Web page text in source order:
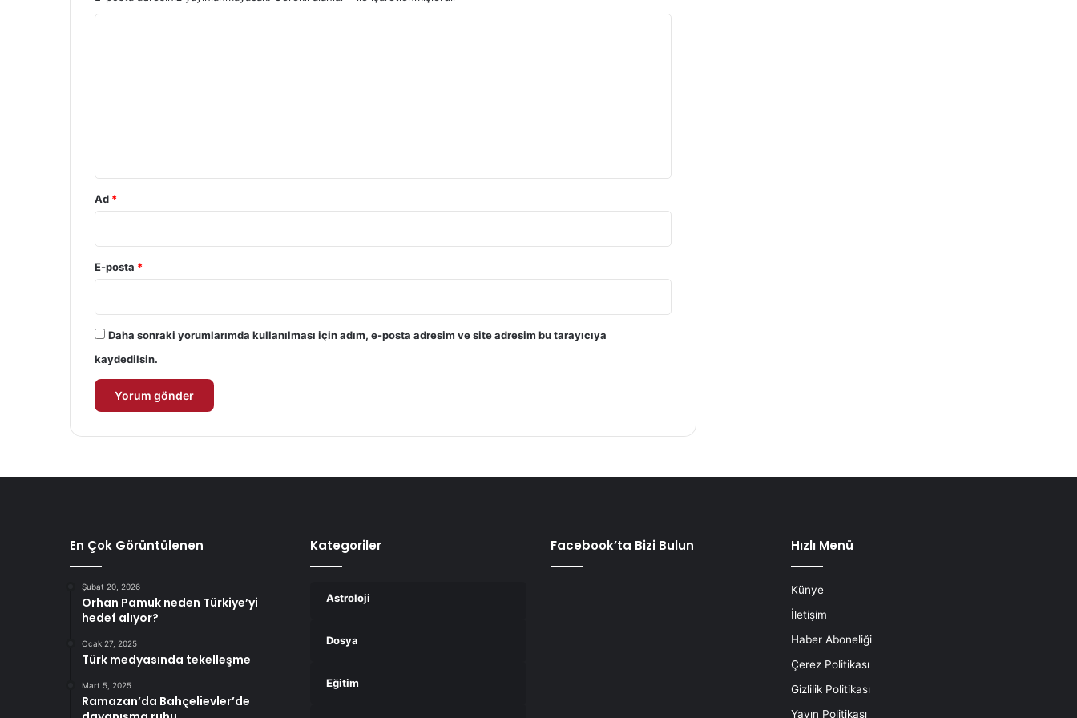
Ad *
E-posta *
Daha sonraki yorumlarımda kullanılması için adım, e-posta adresim ve site adresim bu tarayıcıya
kaydedilsin.
En Çok Görüntülenen
Şubat 20, 2026
Orhan Pamuk neden Türkiye’yi
hedef alıyor?
Ocak 27, 2025
Türk medyasında tekelleşme
Mart 5, 2025
Ramazan’da Bahçelievler’de
Kategoriler
Astroloji
Dosya
Eğitim
Facebook’ta Bizi Bulun Hızlı Menü
Künye
İletişim
Haber Aboneliği
Çerez Politikası
Gizlilik Politikası
Yayın Politikası